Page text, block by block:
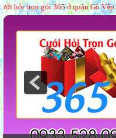
ở quận Gò Vấp|Địa chỉ 334/